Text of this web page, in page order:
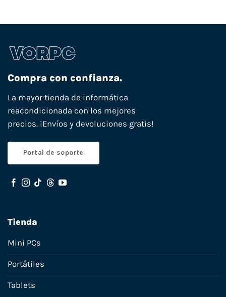
Compra con confianza.
La mayor tienda de informática
reacondicionada con los mejores
precios. ¡Envíos y devoluciones gratis!
Portal de soporte
Tienda
Mini PCs
Portátiles
Tablets